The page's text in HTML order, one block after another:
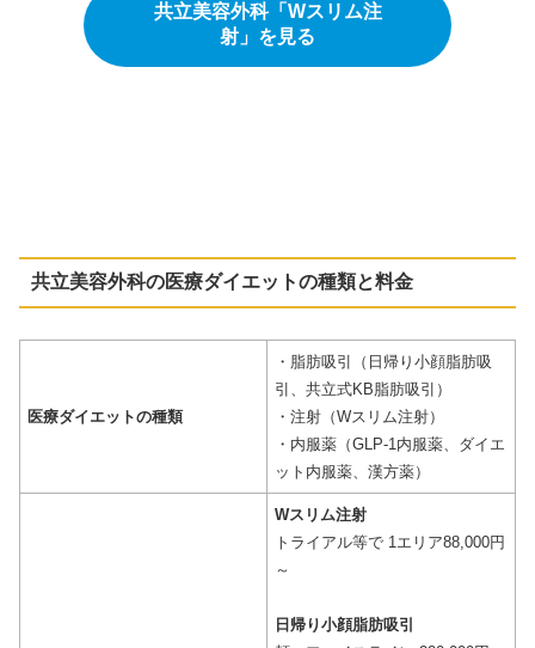
共立美容外科「Wスリム注
射」を見る
共立美容外科の医療ダイエットの種類と料金
医療ダイエットの種類
・脂肪吸引（日帰り小顔脂肪吸
引、共立式KB脂肪吸引）
・注射（Wスリム注射）
・内服薬（GLP-1内服薬、ダイエ
ット内服薬、漢方薬）
Wスリム注射
トライアル等で 1エリア88,000円
～
日帰り小顔脂肪吸引